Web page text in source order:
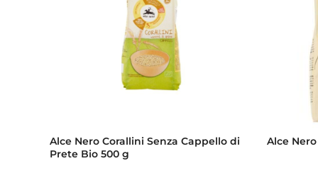
Alce Nero Corallini Senza Cappello di
Prete Bio 500 g
Alce